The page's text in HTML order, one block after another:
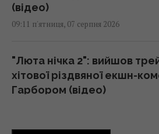
(відео)
09:11 п'ятниця, 07 серпня 2026
"Люта нічка 2": вийшов
хітової різдвяної екшн-
Гарбором (відео)